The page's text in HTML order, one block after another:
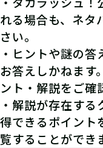
れる場合も、ネタ
さい。
・ヒントや謎の
お答えしかねます
ント・解説をご確
・解説が存在す
得できるポイント
覧することができ